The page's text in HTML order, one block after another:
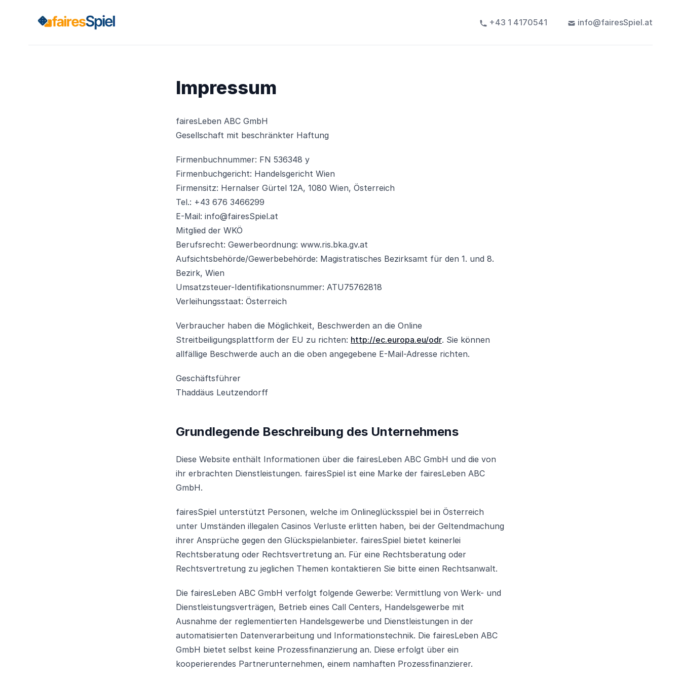
+43 1 4170541 info@fairesSpiel.at
Impressum
fairesLeben ABC GmbH
Gesellschaft mit beschränkter Haftung
Firmenbuchnummer: FN 536348 y
Firmenbuchgericht: Handelsgericht Wien
Firmensitz: Hernalser Gürtel 12A, 1080 Wien, Österreich
Tel.: +43 676 3466299
E-Mail: info@fairesSpiel.at
Mitglied der WKÖ
Berufsrecht: Gewerbeordnung: www.ris.bka.gv.at
Aufsichtsbehörde/Gewerbebehörde: Magistratisches Bezirksamt für den 1. und 8.
Bezirk, Wien
Umsatzsteuer-Identifikationsnummer: ATU75762818
Verleihungsstaat: Österreich
Verbraucher haben die Möglichkeit, Beschwerden an die Online
Streitbeiligungsplattform der EU zu richten: http://ec.europa.eu/odr. Sie können
allfällige Beschwerde auch an die oben angegebene E-Mail-Adresse richten.
Geschäftsführer
Thaddäus Leutzendorff
Grundlegende Beschreibung des Unternehmens
Diese Website enthält Informationen über die fairesLeben ABC GmbH und die von
ihr erbrachten Dienstleistungen. fairesSpiel ist eine Marke der fairesLeben ABC
GmbH.
fairesSpiel unterstützt Personen, welche im Onlineglücksspiel bei in Österreich
unter Umständen illegalen Casinos Verluste erlitten haben, bei der Geltendmachung
ihrer Ansprüche gegen den Glückspielanbieter. fairesSpiel bietet keinerlei
Rechtsberatung oder Rechtsvertretung an. Für eine Rechtsberatung oder
Rechtsvertretung zu jeglichen Themen kontaktieren Sie bitte einen Rechtsanwalt.
Die fairesLeben ABC GmbH verfolgt folgende Gewerbe: Vermittlung von Werk- und
Dienstleistungsverträgen, Betrieb eines Call Centers, Handelsgewerbe mit
Ausnahme der reglementierten Handelsgewerbe und Dienstleistungen in der
automatisierten Datenverarbeitung und Informationstechnik. Die fairesLeben ABC
GmbH bietet selbst keine Prozessfinanzierung an. Diese erfolgt über ein
kooperierendes Partnerunternehmen, einem namhaften Prozessfinanzierer.